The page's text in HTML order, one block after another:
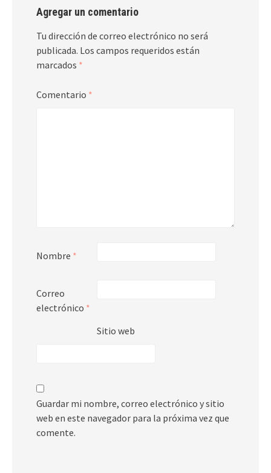
Agregar un comentario
Tu dirección de correo electrónico no será
publicada. Los campos requeridos están
marcados *
Comentario *
Nombre *
Correo
electrónico *
Sitio web
Guardar mi nombre, correo electrónico y sitio
web en este navegador para la próxima vez que
comente.